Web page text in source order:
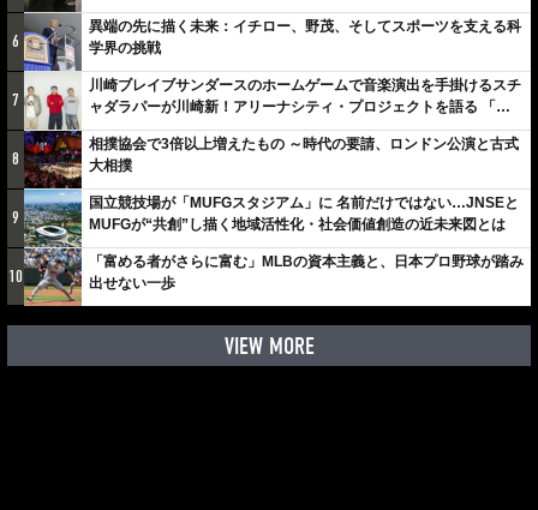
6
異端の先に描く未来：イチロー、野茂、そしてスポーツを支える科
学界の挑戦
7
川崎ブレイブサンダースのホームゲームで音楽演出を手掛けるスチ
ャダラパーが川崎新！アリーナシティ・プロジェクトを語る 「楽
しみでしかないでしょ。川崎は、ずっと成長曲線だから」
8
相撲協会で3倍以上増えたもの ～時代の要請、ロンドン公演と古式
大相撲
9
国立競技場が「MUFGスタジアム」に 名前だけではない…JNSEと
MUFGが“共創”し描く地域活性化・社会価値創造の近未来図とは
10
「富める者がさらに富む」MLBの資本主義と、日本プロ野球が踏み
出せない一歩
VIEW MORE